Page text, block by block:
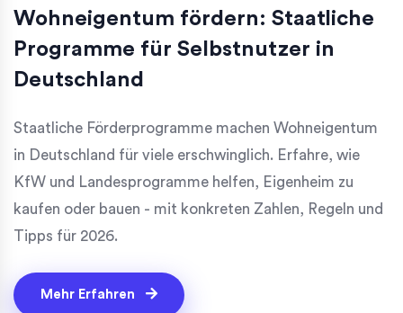
Wohneigentum fördern: Staatliche
Programme für Selbstnutzer in
Deutschland
Staatliche Förderprogramme machen Wohneigentum
in Deutschland für viele erschwinglich. Erfahre, wie
KfW und Landesprogramme helfen, Eigenheim zu
kaufen oder bauen - mit konkreten Zahlen, Regeln und
Tipps für 2026.
Mehr Erfahren